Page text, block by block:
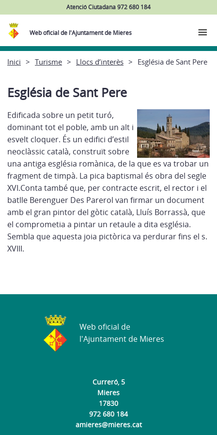
Atenció Ciutadana 972 680 184
Web oficial de l'Ajuntament de Mieres
Inici Turisme Llocs d’interès Església de Sant Pere
Església de Sant Pere
Edificada sobre un petit turó,
dominant tot el poble, amb un alt i
esvelt cloquer. És un edifici d’estil
neoclàssic català, construït sobre
una antiga església romànica, de la que es va trobar un
fragment de timpà. La pica baptismal és obra del segle
XVI.Conta també que, per contracte escrit, el rector i el
batlle Berenguer Des Parerol van firmar un document
amb el gran pintor del gòtic català, Lluís Borrassà, que
el comprometia a pintar un retaule a dita església.
Sembla que aquesta joia pictòrica va perdurar fins el s.
XVIII.
Curreró, 5
Mieres
17830
972 680 184
amieres@mieres.cat
Web oficial de
l'Ajuntament de Mieres